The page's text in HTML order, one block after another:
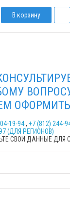
В корзину
ОФОРМИТЬ
19-94, +7 (812) 244-
(ДЛЯ РЕГИОНОВ)
СВОИ ДАННЫЕ ДЛЯ